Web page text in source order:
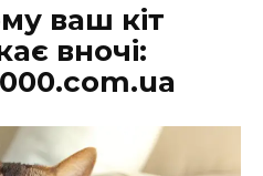
ваш кіт
вночі: